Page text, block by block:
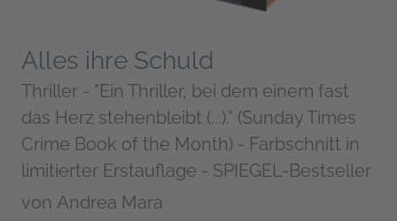
Alles ihre Schuld
Thriller - "Ein Thriller, bei dem einem fast
das Herz stehenbleibt (...)." (Sunday Times
Crime Book of the Month) - Farbschnitt in
limitierter Erstauflage - SPIEGEL-Bestseller
von Andrea Mara